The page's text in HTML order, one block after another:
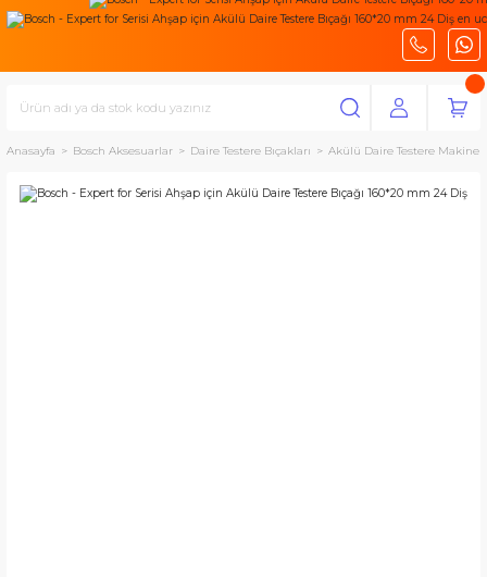
Anasayfa Bosch Aksesuarlar Daire Testere Bıçakları Akülü Daire Testere